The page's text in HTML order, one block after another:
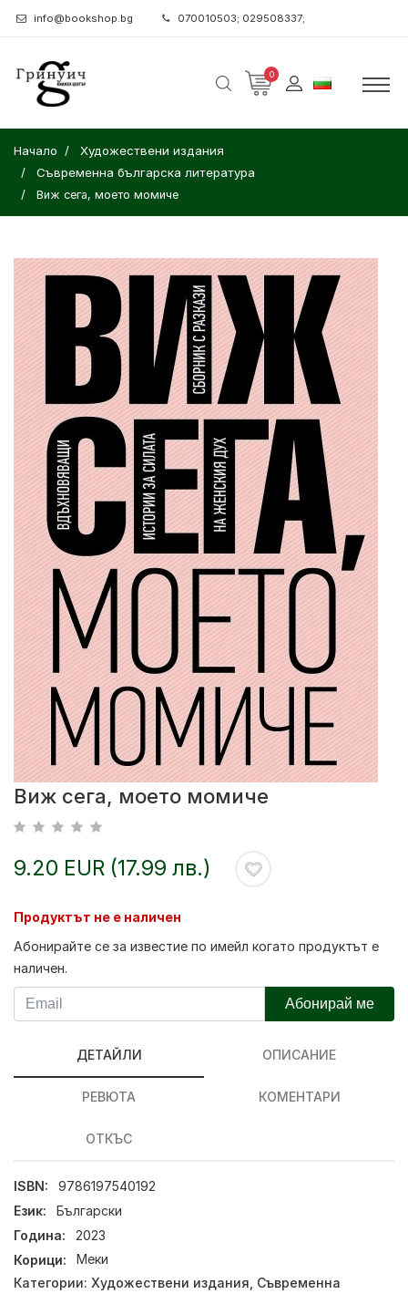
info@bookshop.bg 070010503; 029508337;
0
Начало
Художествени издания
Съвременна българска литература
Виж сега, моето момиче
Виж сега, моето момиче
9.20 EUR (17.99 лв.)
Продуктът не е наличен
Абонирайте се за известие по имейл когато продуктът е
наличен.
Абонирай ме
ДЕТАЙЛИ ОПИСАНИЕ
РЕВЮТА КОМЕНТАРИ
ОТКЪС
ISBN:
9786197540192
Език:
Български
Година:
2023
Корици:
Меки
Категории: Художествени издания Съвременна